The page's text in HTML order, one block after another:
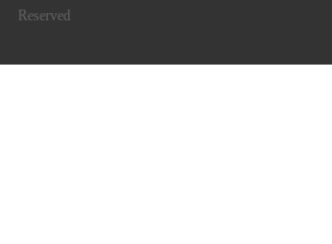
Reserved